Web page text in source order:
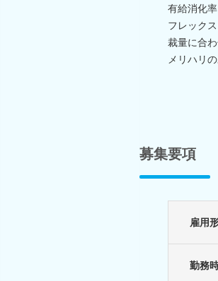
有給消化
フレック
裁量に合
メリハリ
募集要項
雇用
勤務